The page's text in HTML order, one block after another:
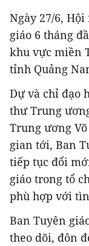
Ngày 27/6,
giáo 6 tháng
khu vực miền
tỉnh Quảng
Dự và chỉ đạo
thư Trung
Trung ương
gian tới, Ban
tiếp tục đổi
giáo trong tổ
phù hợp với
Ban Tuyên
theo dõi, đôn